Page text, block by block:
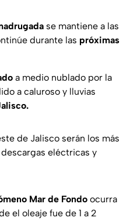
se mantiene a las
durante las próximas
a medio nublado por la
a caluroso y lluvias
de Jalisco serán los más
eléctricas y
Mar de Fondo ocurra
el oleaje fue de 1 a 2